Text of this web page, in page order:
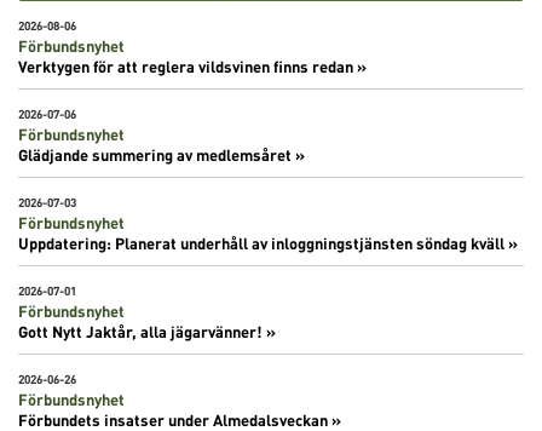
2026-08-06
Förbundsnyhet
Verktygen för att reglera vildsvinen finns redan »
2026-07-06
Förbundsnyhet
Glädjande summering av medlemsåret »
2026-07-03
Förbundsnyhet
Uppdatering: Planerat underhåll av inloggningstjänsten söndag kväll »
2026-07-01
Förbundsnyhet
Gott Nytt Jaktår, alla jägarvänner! »
2026-06-26
Förbundsnyhet
Förbundets insatser under Almedalsveckan »